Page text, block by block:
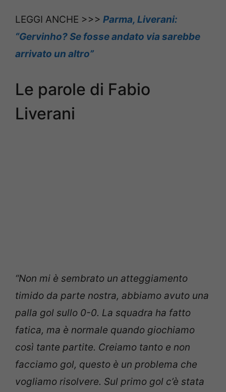
LEGGI ANCHE >>> Parma, Liverani:
“Gervinho? Se fosse andato via sarebbe
arrivato un altro”
Le parole di Fabio
Liverani
“Non mi è sembrato un atteggiamento
timido da parte nostra, abbiamo avuto una
palla gol sullo 0-0. La squadra ha fatto
fatica, ma è normale quando giochiamo
così tante partite. Creiamo tanto e non
facciamo gol, questo è un problema che
vogliamo risolvere. Sul primo gol c’è stata